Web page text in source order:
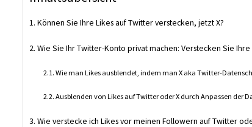
Können Sie Ihre Likes auf Twitter verstecken, jetzt X?
Wie Sie Ihr Twitter-Konto privat machen: Verstecken Sie
Wie man Likes ausblendet, indem man X aka Twitter-
Ausblenden von Likes auf Twitter oder X durch Anpassen der
Wie verstecke ich Likes vor meinen Followern auf Twitter